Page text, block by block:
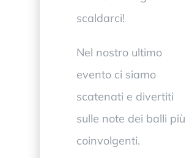
scaldarci!
Nel nostro ultimo
evento ci siamo
scatenati e divertiti
sulle note dei balli più
coinvolgenti.